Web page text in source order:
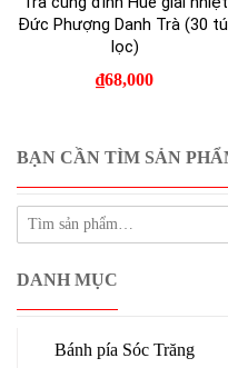
BẠN CẦN TÌM SẢN
DANH MỤC
Bánh pía Sóc Trăng
Đức Phượng Danh Trà (30
lọc)
₫68,000